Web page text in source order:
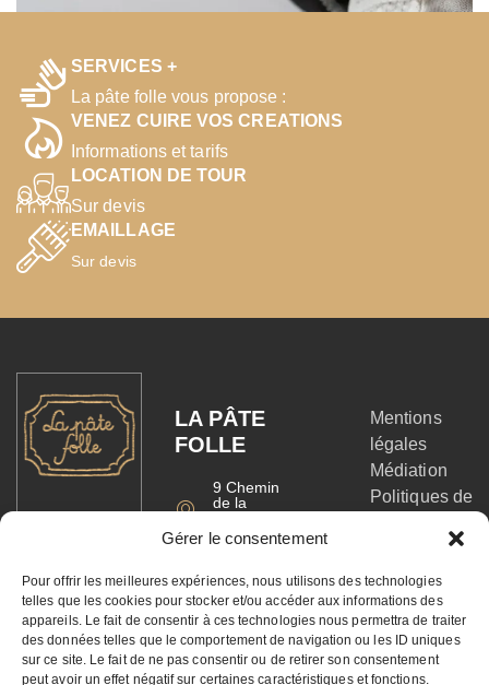
Gérer le consentement
Pour offrir les meilleures expériences, nous utilisons des technologies
telles que les cookies pour stocker et/ou accéder aux informations des
appareils. Le fait de consentir à ces technologies nous permettra de traiter
des données telles que le comportement de navigation ou les ID uniques
sur ce site. Le fait de ne pas consentir ou de retirer son consentement
peut avoir un effet négatif sur certaines caractéristiques et fonctions.
SERVICES +
La pâte folle vous propose :
VENEZ CUIRE VOS CREATIONS
Informations et tarifs
LOCATION DE TOUR
Sur devis
EMAILLAGE
Sur devis
LA PÂTE
FOLLE
9 Chemin
de la
Pierre
06 23 82 22
Contactez-
moi par mail
Commandez
votre bon
cadeau !
Mentions
légales
Médiation
Politiques de
confidentialités
et cookies
CGV